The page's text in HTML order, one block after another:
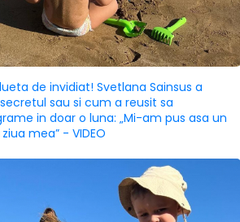
de invidiat! Svetlana Sainsus a
sau si cum a reusit sa
in doar o luna: „Mi-am pus asa un
mea” - VIDEO